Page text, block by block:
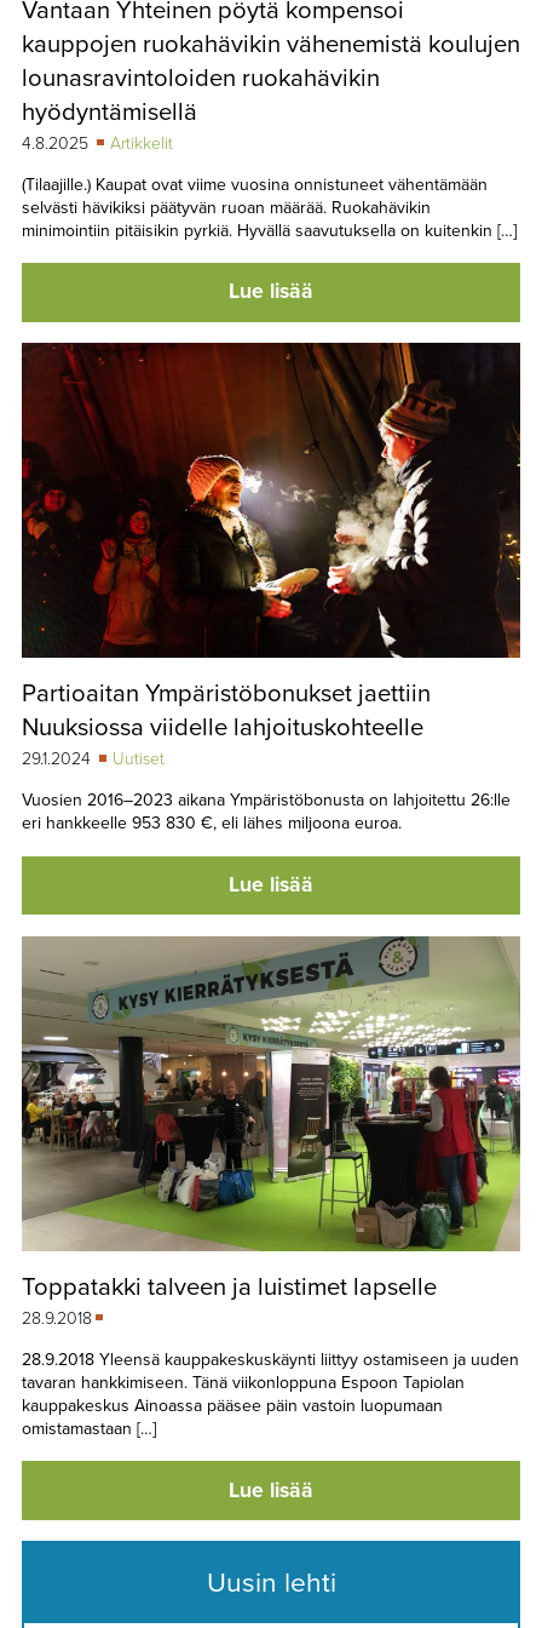
TAPAHTUMAT
YHTEYSTIEDOT
Vantaan Yhteinen pöytä kompensoi
kauppojen ruokahävikin vähenemistä koulujen
lounasravintoloiden ruokahävikin
hyödyntämisellä
4.8.2025
Artikkelit
(Tilaajille.) Kaupat ovat viime vuosina onnistuneet vähentämään
selvästi hävikiksi päätyvän ruoan määrää. Ruokahävikin
minimointiin pitäisikin pyrkiä. Hyvällä saavutuksella on kuitenkin […]
Lue lisää
Partioaitan Ympäristöbonukset jaettiin
Nuuksiossa viidelle lahjoituskohteelle
29.1.2024
Uutiset
Vuosien 2016–2023 aikana Ympäristöbonusta on lahjoitettu 26:lle
eri hankkeelle 953 830 €, eli lähes miljoona euroa.
Lue lisää
Toppatakki talveen ja luistimet lapselle
28.9.2018
28.9.2018 Yleensä kauppakeskuskäynti liittyy ostamiseen ja uuden
tavaran hankkimiseen. Tänä viikonloppuna Espoon Tapiolan
kauppakeskus Ainoassa pääsee päin vastoin luopumaan
omistamastaan […]
Lue lisää
Uusin lehti